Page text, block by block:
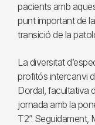
pacients amb
punt important de
transició de la
La diversitat
profitós intercanvi
Dordal, facultativa
jornada amb la
T2”. Seguidament,